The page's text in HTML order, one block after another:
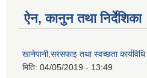
ऐन, कानुन तथा निर्देशिका
खानेपानी,सरसफाइ तथा स्वच्छता
मिति: 04/05/2019 - 13:49